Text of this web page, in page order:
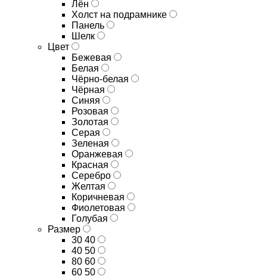
Лён
Холст на подрамнике
Панель
Шелк
Цвет
Бежевая
Белая
Чёрно-белая
Чёрная
Синяя
Розовая
Золотая
Серая
Зеленая
Оранжевая
Красная
Серебро
Желтая
Коричневая
Фиолетовая
Голубая
Размер
30 40
40 50
80 60
60 50